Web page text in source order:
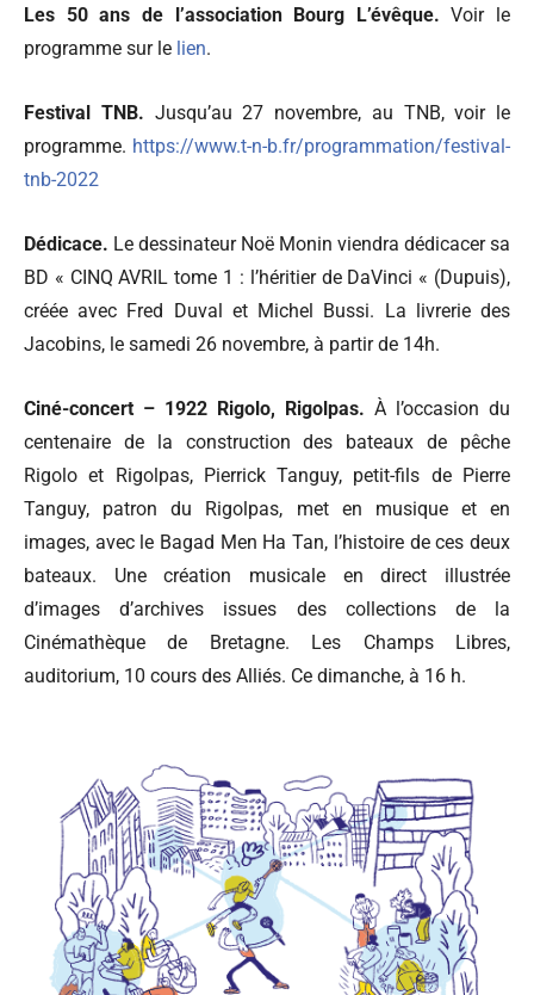
Les 50 ans de l’association Bourg L’évêque. Voir le
programme sur le lien.
Festival TNB. Jusqu’au 27 novembre, au TNB, voir le
programme. https://www.t-n-b.fr/programmation/festival-
tnb-2022
Dédicace. Le dessinateur Noë Monin viendra dédicacer sa
BD « CINQ AVRIL tome 1 : l’héritier de DaVinci « (Dupuis),
créée avec Fred Duval et Michel Bussi. La livrerie des
Jacobins, le samedi 26 novembre, à partir de 14h.
Ciné-concert – 1922 Rigolo, Rigolpas. À l’occasion du
centenaire de la construction des bateaux de pêche
Rigolo et Rigolpas, Pierrick Tanguy, petit-fils de Pierre
Tanguy, patron du Rigolpas, met en musique et en
images, avec le Bagad Men Ha Tan, l’histoire de ces deux
bateaux. Une création musicale en direct illustrée
d’images d’archives issues des collections de la
Cinémathèque de Bretagne. Les Champs Libres,
auditorium, 10 cours des Alliés. Ce dimanche, à 16 h.